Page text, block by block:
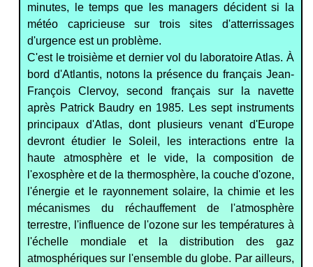
minutes, le temps que les managers décident si la
météo capricieuse sur trois sites d'atterrissages
d'urgence est un problème.
C'est le troisième et dernier vol du laboratoire Atlas. À
bord d'Atlantis, notons la présence du français Jean-
François Clervoy, second français sur la navette
après Patrick Baudry en 1985. Les sept instruments
principaux d'Atlas, dont plusieurs venant d'Europe
devront étudier le Soleil, les interactions entre la
haute atmosphère et le vide, la composition de
l'exosphère et de la thermosphère, la couche d'ozone,
l'énergie et le rayonnement solaire, la chimie et les
mécanismes du réchauffement de l'atmosphère
terrestre, l'influence de l'ozone sur les températures à
l'échelle mondiale et la distribution des gaz
atmosphériques sur l'ensemble du globe. Par ailleurs,